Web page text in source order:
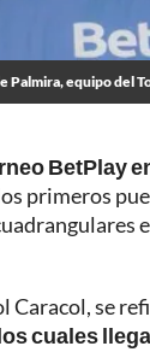
Palmira, equipo del
BetPlay
primeros
Caracol, se
cuales